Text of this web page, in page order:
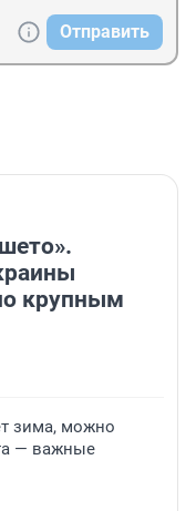
Отправить
крупным
зима, можно
— важные